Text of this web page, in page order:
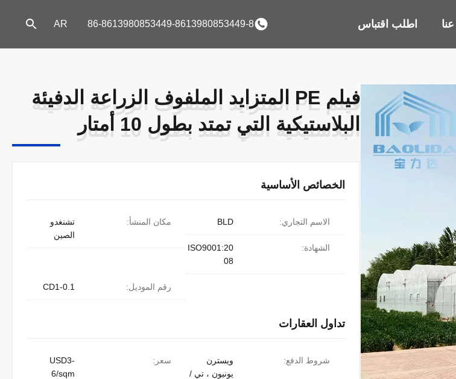
اطلب اقتباس 86-8613980853449-8613980853449-8
AR
فيلم PE المتزايد الملفوف الزراعة الدفيئة
البلاستيكية التي تمتد بطول 10 أمتار
فيلم PE المتزايد الملفوف الزراعة الدفيئة
البلاستيكية التي تمتد بطول 10 أمتار
الخصائص الأساسية
مكان المنشأ:
تشنغدو
الصين
الاسم التجاري: BLD
الشهادة:
ISO9001:20
08
رقم الموديل: CD1-0.1
تداول العقارات
سعر:
USD3-
6/sqm
شروط الدفع:
ويسترن
يونيون ، تي /